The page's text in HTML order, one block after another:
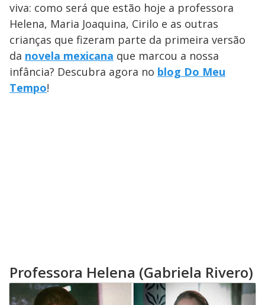
viva: como será que estão hoje a professora
Helena, Maria Joaquina, Cirilo e as outras
crianças que fizeram parte da primeira versão
da novela mexicana que marcou a nossa
infância? Descubra agora no blog Do Meu
Tempo!
Professora Helena (Gabriela Rivero)